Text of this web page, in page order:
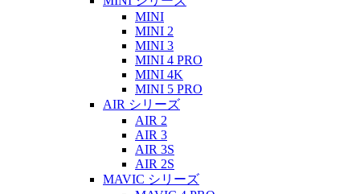
MINI
MINI 2
MINI 3
MINI 4 PRO
MINI 4K
MINI 5 PRO
AIR シリーズ
AIR 2
AIR 3
AIR 3S
AIR 2S
MAVIC シリーズ